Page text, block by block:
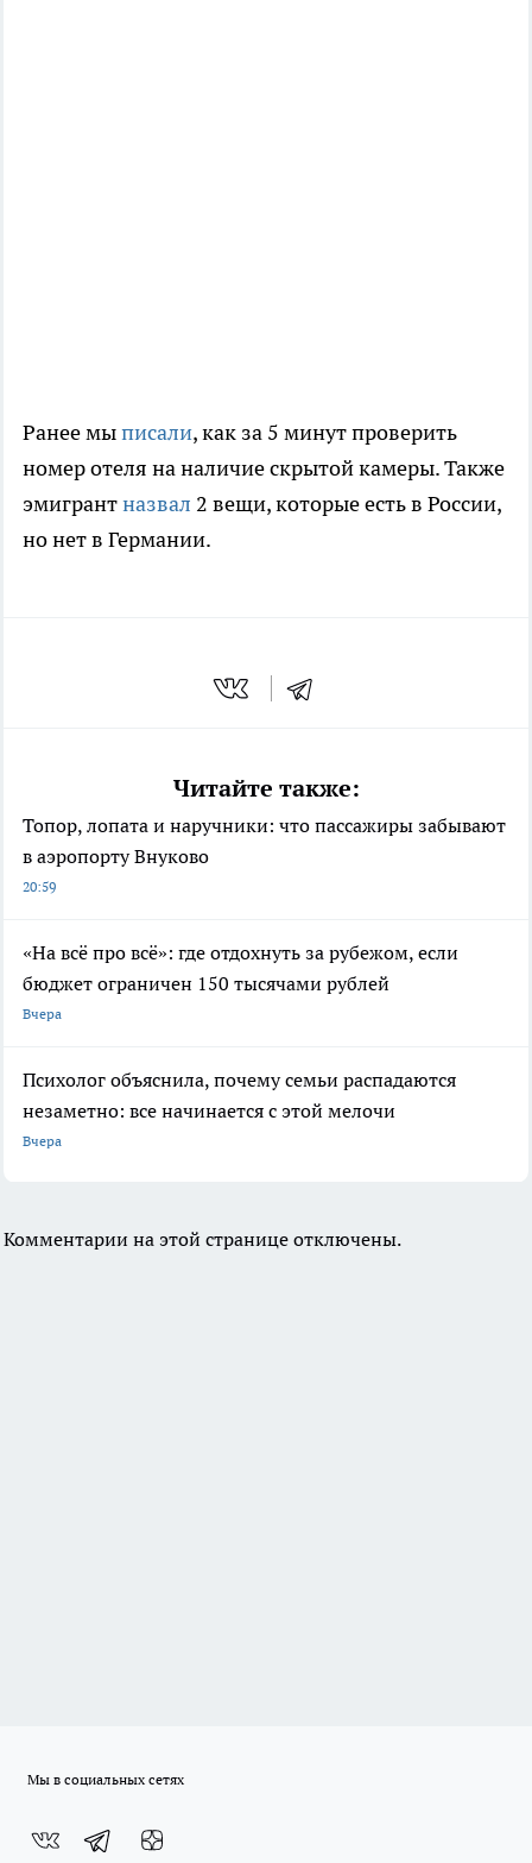
Ранее мыписали, как за 5 минут проверить
номер отеля на наличие скрытой камеры. Также
эмигрантназвал 2 вещи, которые есть в России,
но нет в Германии.
Читайте также:
Топор, лопата и наручники: что пассажиры забывают
в аэропорту Внуково
20:59
«На всё про всё»: где отдохнуть за рубежом, если
бюджет ограничен 150 тысячами рублей
Вчера
Психолог объяснила, почему семьи распадаются
незаметно: все начинается с этой мелочи
Вчера
Комментарии на этой странице отключены.
Мы в социальных сетях